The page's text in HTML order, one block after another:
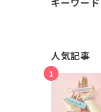
人気記事
1